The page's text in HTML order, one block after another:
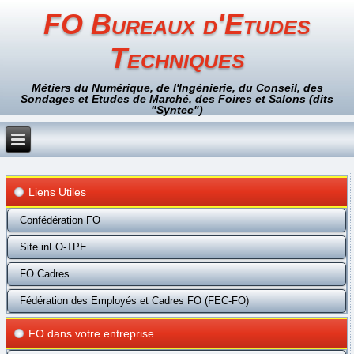
FO Bureaux d'Etudes
Techniques
Métiers du Numérique, de l'Ingénierie, du Conseil, des
Sondages et Etudes de Marché, des Foires et Salons (dits
"Syntec")
Liens Utiles
Confédération FO
Site inFO-TPE
FO Cadres
Fédération des Employés et Cadres FO (FEC-FO)
FO dans votre entreprise